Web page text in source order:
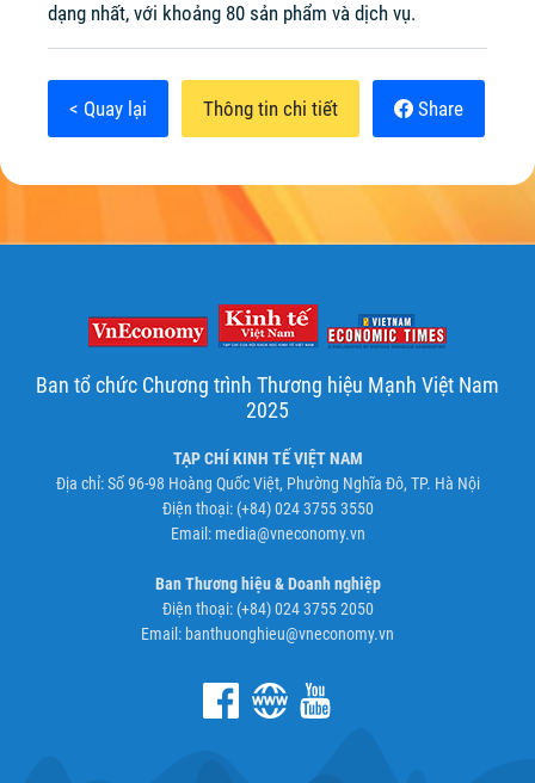
dạng nhất, với khoảng 80 sản phẩm và dịch vụ.
< Quay lại Thông tin chi tiết Share
Ban tổ chức Chương trình Thương hiệu Mạnh Việt Nam
2025
TẠP CHÍ KINH TẾ VIỆT NAM
Địa chỉ: Số 96-98 Hoàng Quốc Việt, Phường Nghĩa Đô, TP. Hà Nội
Điện thoại: (+84) 024 3755 3550
Email: media@vneconomy.vn
Ban Thương hiệu & Doanh nghiệp
Điện thoại: (+84) 024 3755 2050
Email: banthuonghieu@vneconomy.vn